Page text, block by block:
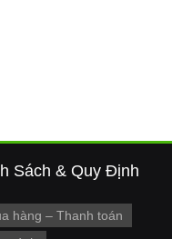
Sách & Quy Định
hàng – Thanh toán